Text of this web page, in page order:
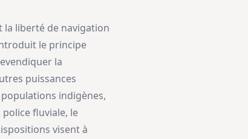
la liberté de navigation
le principe
la
puissances
indigènes,
fluviale, le
visent à